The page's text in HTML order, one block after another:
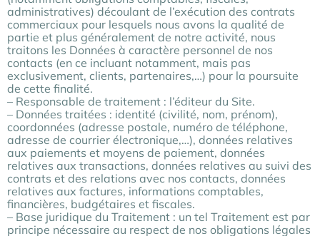
administratives) découlant de l’exécution des contrats
commerciaux pour lesquels nous avons la qualité de
partie et plus généralement de notre activité, nous
traitons les Données à caractère personnel de nos
contacts (en ce incluant notamment, mais pas
exclusivement, clients, partenaires,…) pour la poursuite
de cette finalité.
– Responsable de traitement : l’éditeur du Site.
– Données traitées : identité (civilité, nom, prénom),
coordonnées (adresse postale, numéro de téléphone,
adresse de courrier électronique,…), données relatives
aux paiements et moyens de paiement, données
relatives aux transactions, données relatives au suivi des
contrats et des relations avec nos contacts, données
relatives aux factures, informations comptables,
financières, budgétaires et fiscales.
– Base juridique du Traitement : un tel Traitement est par
principe nécessaire au respect de nos obligations légales